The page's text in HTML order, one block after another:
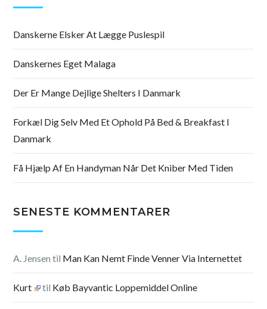
Danskerne Elsker At Lægge Puslespil
Danskernes Eget Malaga
Der Er Mange Dejlige Shelters I Danmark
Forkæl Dig Selv Med Et Ophold På Bed & Breakfast I
Danmark
Få Hjælp Af En Handyman Når Det Kniber Med Tiden
SENESTE KOMMENTARER
A. Jensen til Man Kan Nemt Finde Venner Via Internettet
Kurt til Køb Bayvantic Loppemiddel Online